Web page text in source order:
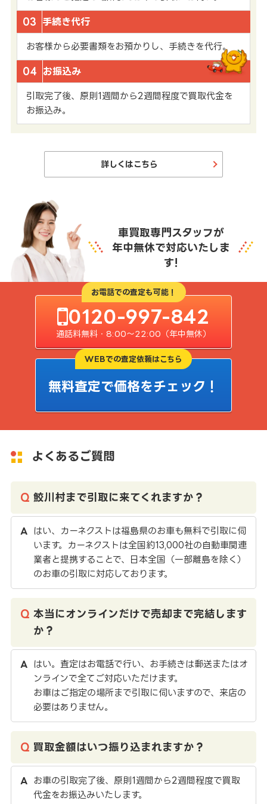
03 手続き代行
お客様から必要書類をお預かりし、手続きを代行。
04 お振込み
引取完了後、原則1週間から2週間程度で買取代金を
お振込み。
詳しくはこちら
車買取専門スタッフが
年中無休で対応いたしま
す!
お電話での査定も可能！
0120-997-842
通話料無料・8:00〜22:00（年中無休）
WEBでの査定依頼はこちら
無料査定で価格をチェック！
よくあるご質問
鮫川村まで引取に来てくれますか？
はい、カーネクストは福島県のお車も無料で引取に伺
います。カーネクストは全国約13,000社の自動車関連
業者と提携することで、日本全国（一部離島を除く）
のお車の引取に対応しております。
本当にオンラインだけで売却まで完結します
か？
はい。査定はお電話で行い、お手続きは郵送またはオ
ンラインで全てご対応いただけます。
お車はご指定の場所まで引取に伺いますので、来店の
必要はありません。
買取金額はいつ振り込まれますか？
お車の引取完了後、原則1週間から2週間程度で買取
代金をお振込みいたします。